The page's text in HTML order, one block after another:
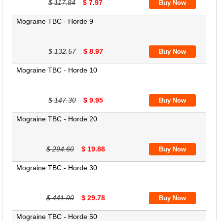
$ 117.84 $ 7.97
Mograine TBC - Horde 9
$ 132.57 $ 8.97
Mograine TBC - Horde 10
$ 147.30 $ 9.95
Mograine TBC - Horde 20
$ 294.60 $ 19.88
Mograine TBC - Horde 30
$ 441.90 $ 29.78
Mograine TBC - Horde 50